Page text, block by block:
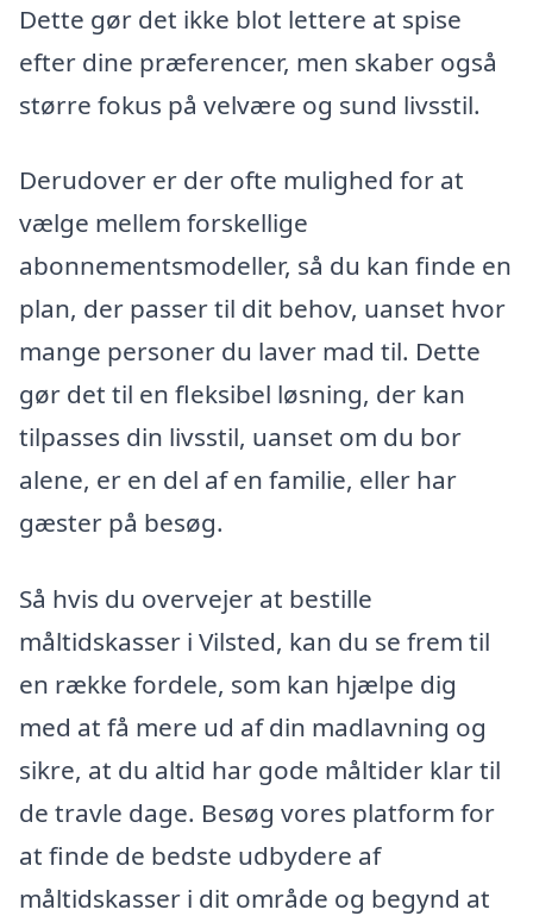
Dette gør det ikke blot lettere at spise
efter dine præferencer, men skaber også
større fokus på velvære og sund livsstil.
Derudover er der ofte mulighed for at
vælge mellem forskellige
abonnementsmodeller, så du kan finde en
plan, der passer til dit behov, uanset hvor
mange personer du laver mad til. Dette
gør det til en fleksibel løsning, der kan
tilpasses din livsstil, uanset om du bor
alene, er en del af en familie, eller har
gæster på besøg.
Så hvis du overvejer at bestille
måltidskasser i Vilsted, kan du se frem til
en række fordele, som kan hjælpe dig
med at få mere ud af din madlavning og
sikre, at du altid har gode måltider klar til
de travle dage. Besøg vores platform for
at finde de bedste udbydere af
måltidskasser i dit område og begynd at